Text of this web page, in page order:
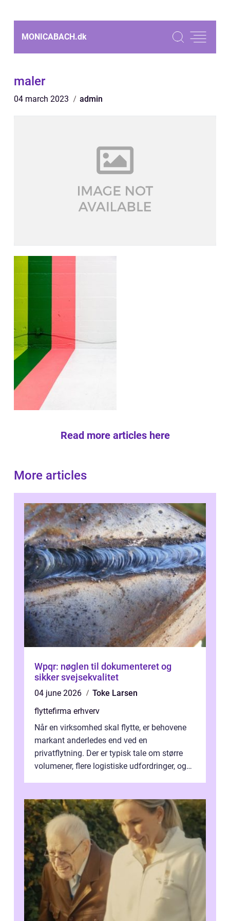
MONICABACH.dk
maler
04 march 2023 admin
Read more articles here
More articles
Wpqr: nøglen til dokumenteret og
sikker svejsekvalitet
04 june 2026
Toke Larsen
flyttefirma erhverv
Når en virksomhed skal flytte, er behovene
markant anderledes end ved en
privatflytning. Der er typisk tale om større
volumener, flere logistiske udfordringer, og